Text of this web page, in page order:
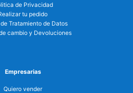
de Privacidad
tu pedido
Tratamiento de Datos
cambio y Devoluciones
Empresarias
Quiero vender